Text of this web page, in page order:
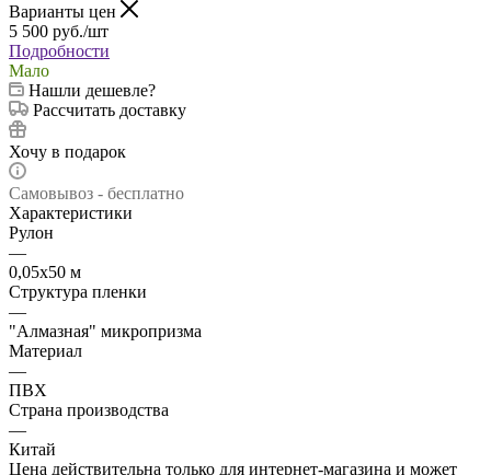
Варианты цен
5 500 руб./шт
Подробности
Мало
Нашли дешевле?
Рассчитать доставку
Хочу в подарок
Самовывоз - бесплатно
Характеристики
Рулон
—
0,05х50 м
Структура пленки
—
"Алмазная" микропризма
Материал
—
ПВХ
Страна производства
—
Китай
Цена действительна только для интернет-магазина и может